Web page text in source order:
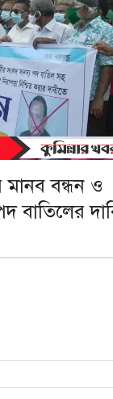
মানব বন্ধন ও
বাতিলের